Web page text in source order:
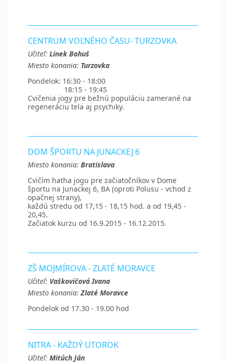
CENTRUM VOĽNÉHO ČASU- TURZOVKA
Učiteľ: Linek Bohuš
Miesto konania: Turzovka
Pondelok: 16:30 - 18:00
18:15 - 19:45
Cvičenia jogy pre bežnú populáciu zamerané na
regeneráciu tela aj psychiky.
DOM ŠPORTU NA JUNACKEJ 6
Miesto konania: Bratislava
Cvičím hatha jogu pre začiatočníkov v Dome
športu na Junackej 6, BA (oproti Polusu - vchod z
opačnej strany),
každú stredu od 17,15 - 18,15 hod. a od 19,45 -
20,45.
Začiatok kurzu od 16.9.2015 - 16.12.2015.
ZŠ MOJMÍROVA - ZLATÉ MORAVCE
Učiteľ: Vaškovičová Ivana
Miesto konania:Zlaté Moravce
Pondelok od 17.30 - 19.00 hod
NITRA - KAŽDÝ UTOROK
Učiteľ: Mitúch Ján